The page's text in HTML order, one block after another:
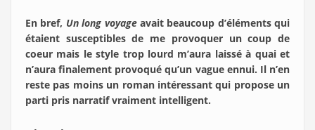
En bref, Un long voyageavait beaucoup d’éléments qui
étaient susceptibles de me provoquer un coup de
coeur mais le style trop lourd m’aura laissé à quai et
n’aura finalement provoqué qu’un vague ennui. Il n’en
reste pas moins un roman intéressant qui propose un
parti pris narratif vraiment intelligent.